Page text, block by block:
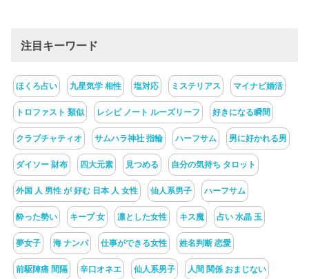
注目キーワード
ほくろ占い 九星気学 相性 塩対応 ミステリアス マイナビ婚活
トロファスト 類似 レシピ ノート ルーズリーフ 好きになる瞬間
クラブチャティオ サムハラ神社 指輪 ハーフサム 男に好かれる男
ダイソー 財布 四大元素 見つめる 自分の気持ち タロット
外国 人 男性 が 好む 日本 人 女性 仙人系男子 ハーフサム
酔った勢い キープ 女 凛とした女性 キス魔 占い 水晶 玉
夢女子 海 ナンパ 仕事ができる女性 姓名判断 恋愛
前駆陣痛 間隔 辛口オネエ 仙人系男子 人間 関係 おまじない